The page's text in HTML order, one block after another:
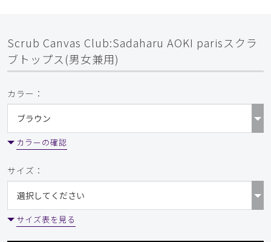
Scrub Canvas Club:Sadaharu AOKI parisスクラ
ブトップス(男女兼用)
カラー：
カラーの確認
サイズ：
サイズ表を見る